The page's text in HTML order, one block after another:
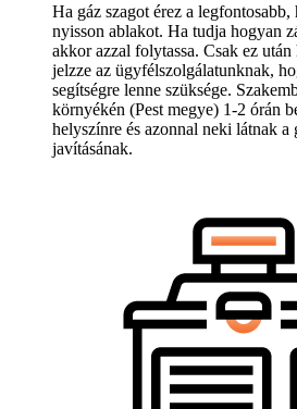
Ha gáz szagot érez a legfontosabb,
nyisson ablakot. Ha tudja hogyan
akkor azzal folytassa. Csak ez
jelzze az ügyfélszolgálatunknak,
segítségre lenne szüksége.
környékén (Pest megye) 1-2 órán
helyszínre és azonnal neki látnak a
javításának.